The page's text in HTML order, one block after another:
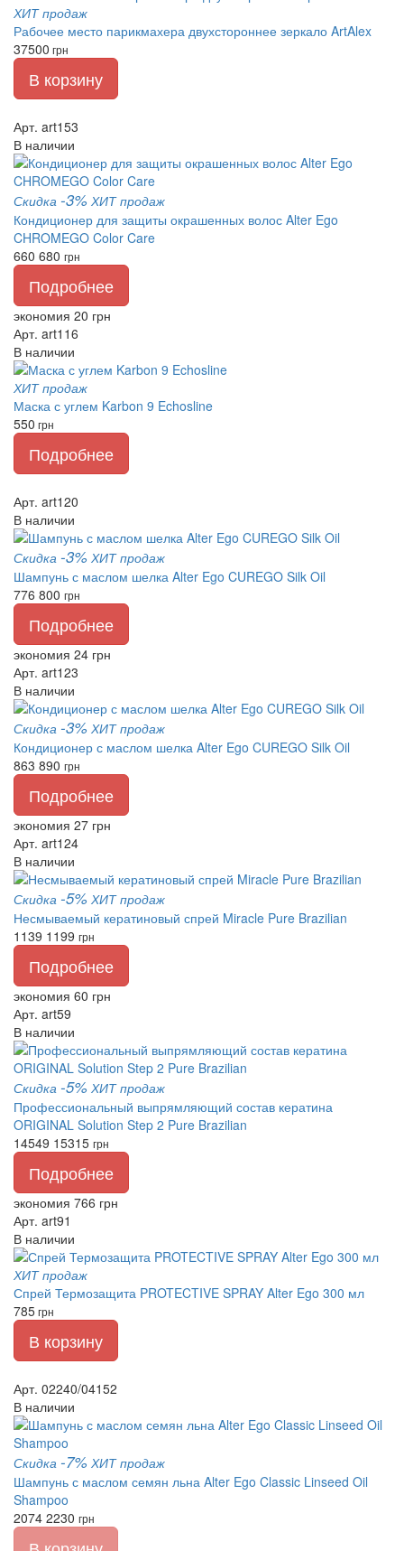
ХИТ продаж
Рабочее место парикмахера двухстороннее зеркало ArtAlex
37500 грн
В корзину
Арт. art153
В наличии
Скидка -3% ХИТ продаж
Кондиционер для защиты окрашенных волос Alter Ego
CHROMEGO Color Care
660 680 грн
Подробнее
экономия 20 грн
Арт. art116
В наличии
ХИТ продаж
Маска с углем Karbon 9 Echosline
550 грн
Подробнее
Арт. art120
В наличии
Скидка -3% ХИТ продаж
Шампунь с маслом шелка Alter Ego CUREGO Silk Oil
776 800 грн
Подробнее
экономия 24 грн
Арт. art123
В наличии
Скидка -3% ХИТ продаж
Кондиционер с маслом шелка Alter Ego CUREGO Silk Oil
863 890 грн
Подробнее
экономия 27 грн
Арт. art124
В наличии
Скидка -5% ХИТ продаж
Несмываемый кератиновый спрей Miracle Pure Brazilian
1139 1199 грн
Подробнее
экономия 60 грн
Арт. art59
В наличии
Скидка -5% ХИТ продаж
Профессиональный выпрямляющий состав кератина
ORIGINAL Solution Step 2 Pure Brazilian
14549 15315 грн
Подробнее
экономия 766 грн
Арт. art91
В наличии
ХИТ продаж
Спрей Термозащита PROTECTIVE SPRAY Alter Ego 300 мл
785грн
В корзину
Арт. 02240/04152
В наличии
Скидка -7% ХИТ продаж
Шампунь с маслом семян льна Alter Ego Classic Linseed Oil
Shampoo
2074 2230 грн